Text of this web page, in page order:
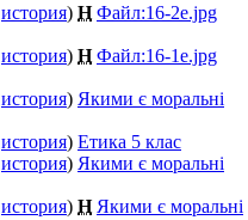
история) Н Файл:16-2e.jpg
история) Н Файл:16-1e.jpg
история) Якими є моральні
история) Етика 5 клас
история) Якими є моральні
история) Н Якими є моральні